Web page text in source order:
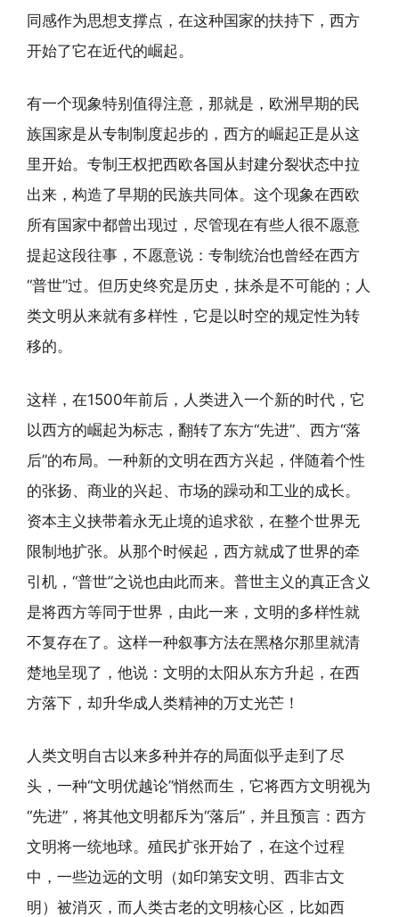
同感作为思想支撑点，在这种国家的扶持下，西方
开始了它在近代的崛起。
有一个现象特别值得注意，那就是，欧洲早期的民
族国家是从专制制度起步的，西方的崛起正是从这
里开始。专制王权把西欧各国从封建分裂状态中拉
出来，构造了早期的民族共同体。这个现象在西欧
所有国家中都曾出现过，尽管现在有些人很不愿意
提起这段往事，不愿意说：专制统治也曾经在西方
“普世”过。但历史终究是历史，抹杀是不可能的；人
类文明从来就有多样性，它是以时空的规定性为转
移的。
这样，在1500年前后，人类进入一个新的时代，它
以西方的崛起为标志，翻转了东方“先进”、西方“落
后”的布局。一种新的文明在西方兴起，伴随着个性
的张扬、商业的兴起、市场的躁动和工业的成长。
资本主义挟带着永无止境的追求欲，在整个世界无
限制地扩张。从那个时候起，西方就成了世界的牵
引机，“普世”之说也由此而来。普世主义的真正含义
是将西方等同于世界，由此一来，文明的多样性就
不复存在了。这样一种叙事方法在黑格尔那里就清
楚地呈现了，他说：文明的太阳从东方升起，在西
方落下，却升华成人类精神的万丈光芒！
人类文明自古以来多种并存的局面似乎走到了尽
头，一种“文明优越论”悄然而生，它将西方文明视为
“先进”，将其他文明都斥为“落后”，并且预言：西方
文明将一统地球。殖民扩张开始了，在这个过程
中，一些边远的文明（如印第安文明、西非古文
明）被消灭，而人类古老的文明核心区，比如西